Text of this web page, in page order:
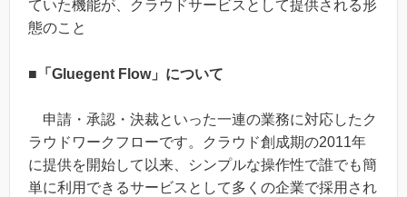
ていた機能が、クラウドサービスとして提供される形
態のこと
■「Gluegent Flow」について
申請・承認・決裁といった一連の業務に対応したク
ラウドワークフローです。クラウド創成期の2011年
に提供を開始して以来、シンプルな操作性で誰でも簡
単に利用できるサービスとして多くの企業で採用され